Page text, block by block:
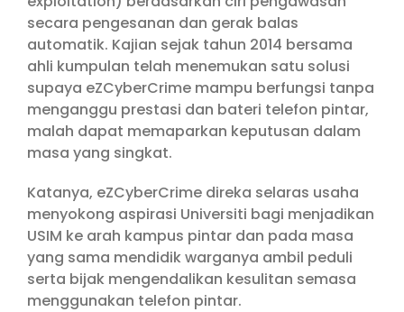
secara pengesanan dan gerak balas
automatik. Kajian sejak tahun 2014 bersama
ahli kumpulan telah menemukan satu solusi
supaya eZCyberCrime mampu berfungsi tanpa
menganggu prestasi dan bateri telefon pintar,
malah dapat memaparkan keputusan dalam
masa yang singkat.
Katanya, eZCyberCrime direka selaras usaha
menyokong aspirasi Universiti bagi menjadikan
USIM ke arah kampus pintar dan pada masa
yang sama mendidik warganya ambil peduli
serta bijak mengendalikan kesulitan semasa
menggunakan telefon pintar.